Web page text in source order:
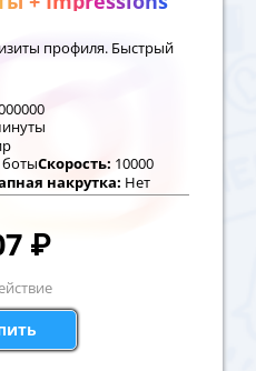
профиля. Быстрый
Скорость: 10000
накрутка: Нет
₽